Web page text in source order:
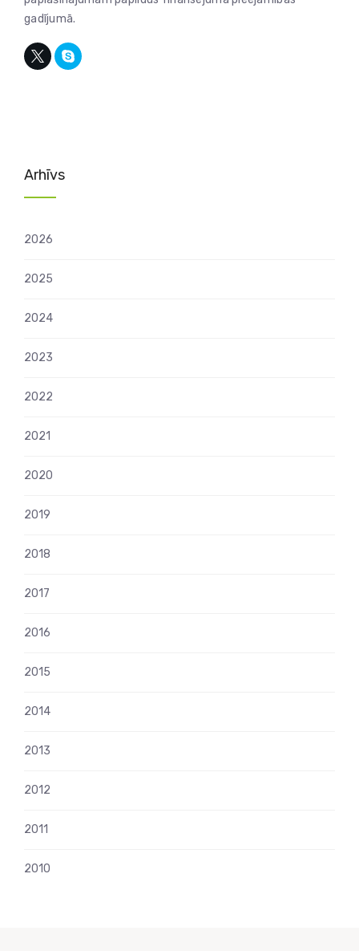
gadījumā.
Arhīvs
2026
2025
2024
2023
2022
2021
2020
2019
2018
2017
2016
2015
2014
2013
2012
2011
2010